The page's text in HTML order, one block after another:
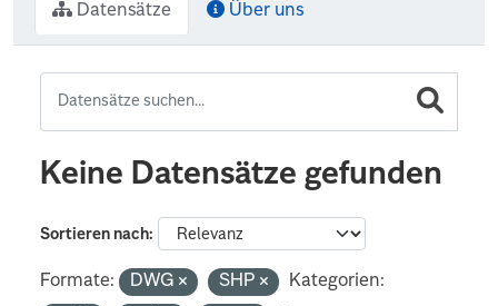
Datensätze Über uns
Keine Datensätze gefunden
Sortieren nach
Formate: DWG SHP
Kategorien: